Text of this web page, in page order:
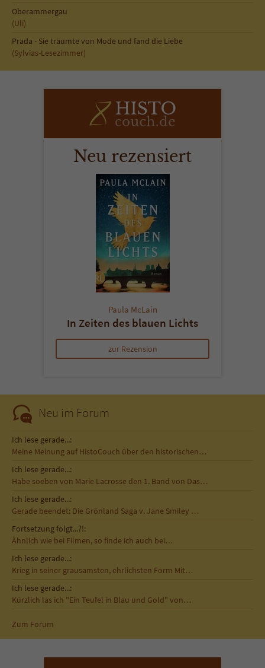
Oberammergau
(Uli)
Prada - Sie träumte von Mode und fand die Liebe
(Sylvias-Lesezimmer)
Neu rezensiert
Paula McLain
In Zeiten des blauen Lichts
zur Rezension
Neu im Forum
Ich lese gerade...:
Meine Meinung auf HistoCouch über den historischen…
Ich lese gerade...:
Habe soeben von Marie Lacrosse den 1. Band von Das…
Ich lese gerade...:
Gerade beendet: Die Grönland Saga v. Jane Smiley …
Fortsetzung folgt...?!:
Ähnlich wie bei Filmen, so finde ich auch bei…
Ich lese gerade...:
Krieg in seiner grausamsten, ehrlichsten Form Mit…
Ich lese gerade...:
Kürzlich las ich "Ein Teufel in Blau und Gold" von…
Zum Forum